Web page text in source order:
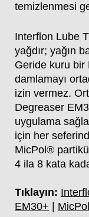
temizlenmesi
Interflon Lube
yağdır; yağın
Geride kuru bir
damlamayı
izin vermez.
Degreaser
uygulama
için her
MicPol®
4 ila 8 kata
Tıklayın:
EM30+